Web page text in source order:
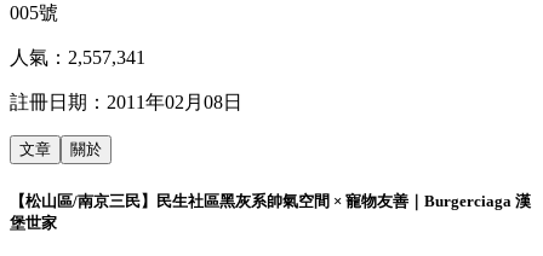
005號
人氣： 2,557,341
註冊日期： 2011年02月08日
文章 關於
【松山區/南京三民】民生社區黑灰系帥氣空間 × 寵物友善｜Burgerciaga 漢
堡世家